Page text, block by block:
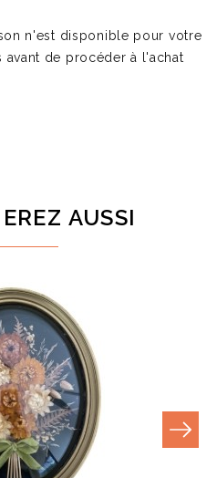
n'est disponible pour votre
de procéder à l'achat
AUSSI